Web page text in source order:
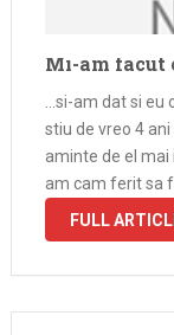
Mi-am facut
…si-am dat si
stiu de vreo 4
aminte de el mai
am cam ferit sa
FULL